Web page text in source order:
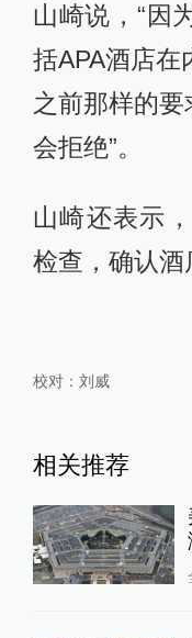
山崎说，“因
括APA酒店在
之前那样的
会拒绝”。
山崎还表示
检查，确认酒
校对： 刘威
相关推荐